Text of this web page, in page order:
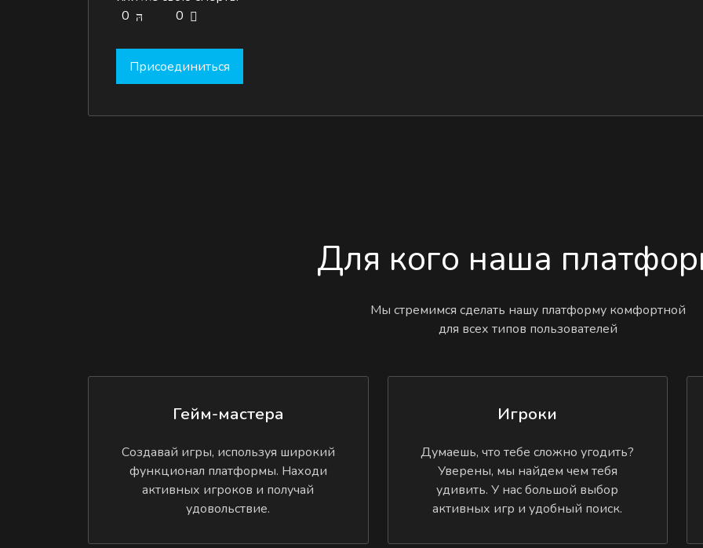
0
0
Присоединиться
Для кого наша
Мы стремимся сделать нашу платформу комфортной
для всех типов пользователей
Гейм-мастера
Создавай игры, используя широкий
функционал платформы. Находи
активных игроков и получай
удовольствие.
Игроки
Думаешь, что тебе сложно угодить?
Уверены, мы найдем чем тебя
удивить. У нас большой выбор
активных игр и удобный поиск.